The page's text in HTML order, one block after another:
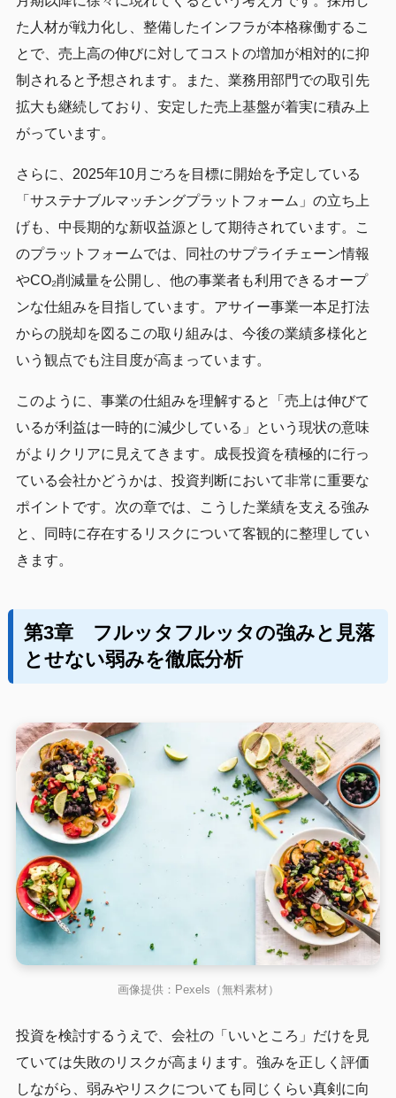
た人材が戦力化し、整備したインフラが本格稼働するこ
とで、売上高の伸びに対してコストの増加が相対的に抑
制されると予想されます。また、業務用部門での取引先
拡大も継続しており、安定した売上基盤が着実に積み上
がっています。
さらに、2025年10月ごろを目標に開始を予定している
「サステナブルマッチングプラットフォーム」の立ち上
げも、中長期的な新収益源として期待されています。こ
のプラットフォームでは、同社のサプライチェーン情報
やCO₂削減量を公開し、他の事業者も利用できるオープ
ンな仕組みを目指しています。アサイー事業一本足打法
からの脱却を図るこの取り組みは、今後の業績多様化と
いう観点でも注目度が高まっています。
このように、事業の仕組みを理解すると「売上は伸びて
いるが利益は一時的に減少している」という現状の意味
がよりクリアに見えてきます。成長投資を積極的に行っ
ている会社かどうかは、投資判断において非常に重要な
ポイントです。次の章では、こうした業績を支える強み
と、同時に存在するリスクについて客観的に整理してい
きます。
第3章 フルッタフルッタの強みと見落
とせない弱みを徹底分析
画像提供：Pexels（無料素材）
投資を検討するうえで、会社の「いいところ」だけを見
ていては失敗のリスクが高まります。強みを正しく評価
しながら、弱みやリスクについても同じくらい真剣に向